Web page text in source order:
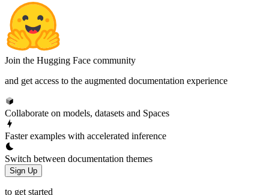
Join the Hugging Face community
and get access to the augmented documentation experience
Collaborate on models, datasets and Spaces
Faster examples with accelerated inference
Switch between documentation themes
Sign Up
to get started